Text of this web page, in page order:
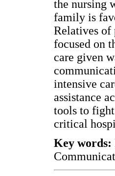
the nursing
family is
Relatives of
focused on
care given
intensive
assistance
tools to
critical
Key words: